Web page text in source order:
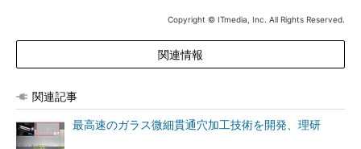
Copyright © ITmedia, Inc. All Rights Reserved.
関連情報
関連記事
最高速のガラス微細貫通穴加工技術を開発、理研